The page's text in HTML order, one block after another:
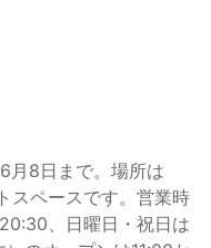
月8日まで。場所は
スペースです。営業時
、日曜日・祝日は